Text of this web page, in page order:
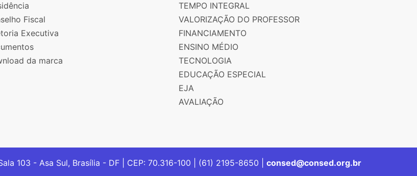
Fiscal
Executiva
da marca
TEMPO INTEGRAL
VALORIZAÇÃO DO PROFESSOR
FINANCIAMENTO
ENSINO MÉDIO
TECNOLOGIA
EDUCAÇÃO ESPECIAL
EJA
AVALIAÇÃO
103 - Asa Sul, Brasília - DF | CEP: 70.316-100 | (61) 2195-8650 | consed@consed.org.br